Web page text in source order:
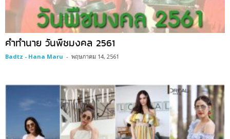
คำทำนาย วันพืชมงคล 2561
Badtz - Hana Maru - พฤษภาคม 14, 2561